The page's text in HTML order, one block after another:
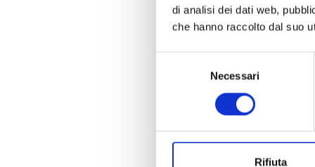
di analisi dei dati web,
che hanno raccolto dal suo
Necessari
Rifiuta